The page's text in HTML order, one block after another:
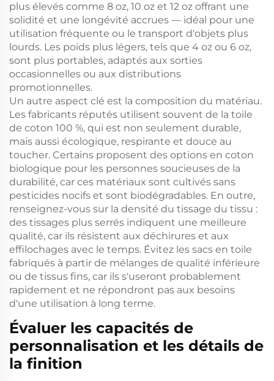
plus élevés comme 8 oz, 10 oz et 12 oz offrant une
solidité et une longévité accrues — idéal pour une
utilisation fréquente ou le transport d'objets plus
lourds. Les poids plus légers, tels que 4 oz ou 6 oz,
sont plus portables, adaptés aux sorties
occasionnelles ou aux distributions
promotionnelles.
Un autre aspect clé est la composition du matériau.
Les fabricants réputés utilisent souvent de la toile
de coton 100 %, qui est non seulement durable,
mais aussi écologique, respirante et douce au
toucher. Certains proposent des options en coton
biologique pour les personnes soucieuses de la
durabilité, car ces matériaux sont cultivés sans
pesticides nocifs et sont biodégradables. En outre,
renseignez-vous sur la densité du tissage du tissu :
des tissages plus serrés indiquent une meilleure
qualité, car ils résistent aux déchirures et aux
effilochages avec le temps. Évitez les sacs en toile
fabriqués à partir de mélanges de qualité inférieure
ou de tissus fins, car ils s'useront probablement
rapidement et ne répondront pas aux besoins
d'une utilisation à long terme.
Évaluer les capacités de
personnalisation et les détails de
la finition